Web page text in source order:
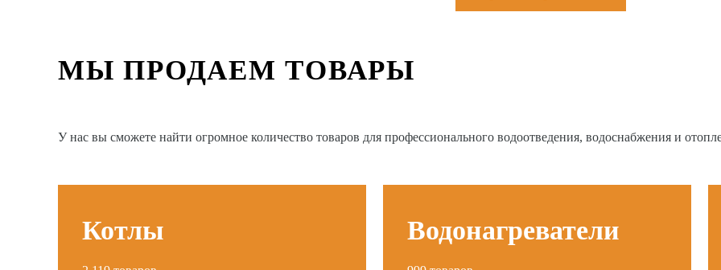
МЫ ПРОДАЕМ ТОВАРЫ
У нас вы сможете найти огромное количество товаров для профессионального водоотведения, водоснабжения и
Котлы Водонагреватели